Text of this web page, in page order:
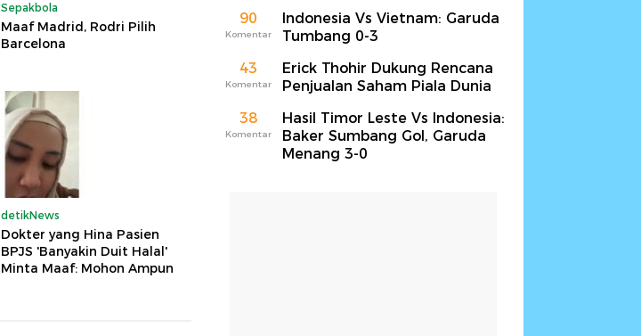
Sepakbola
Maaf Madrid, Rodri Pilih
Barcelona
detikNews
Dokter yang Hina Pasien
BPJS 'Banyakin Duit Halal'
Minta Maaf: Mohon Ampun
90
Komentar
Indonesia Vs Vietnam: Garuda
Tumbang 0-3
43
Komentar
Erick Thohir Dukung Rencana
Penjualan Saham Piala Dunia
38
Komentar
Hasil Timor Leste Vs Indonesia:
Baker Sumbang Gol, Garuda
Menang 3-0